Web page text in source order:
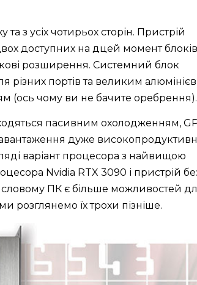
з усіх чотирьох сторін. Пристрій
доступних на дцей момент блоків
розширення. Системний блок
різних портів та великим
(ось чому ви не бачите оребрення).
пасивним охолодженням,
дуже
варіант процесора з найвищою
Nvidia RTX 3090 і пристрій
ПК є більше можливостей
розглянемо їх трохи пізніше.